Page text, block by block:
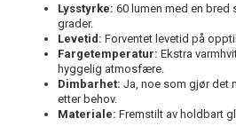
Lysstyrke: 60 lumen med en bred
grader.
Levetid: Forventet levetid på
Fargetemperatur: Ekstra
hyggelig atmosfære.
Dimbarhet: Ja, noe som gjør det
etter behov.
Materiale: Fremstilt av holdbart